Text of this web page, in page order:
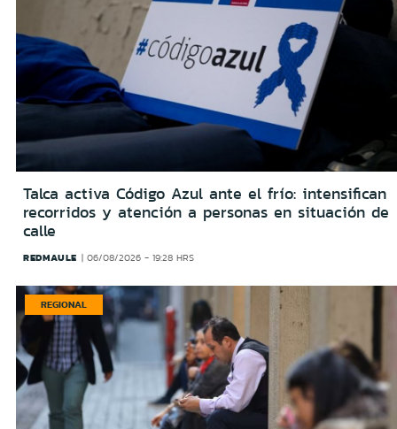
Talca activa Código Azul ante el frío: intensifican
recorridos y atención a personas en situación de
calle
REDMAULE 06/08/2026 - 19:28 HRS
REGIONAL